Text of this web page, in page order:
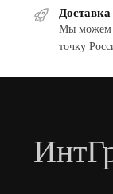
Мы можем
точку